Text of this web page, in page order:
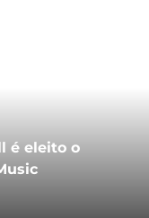
é eleito o